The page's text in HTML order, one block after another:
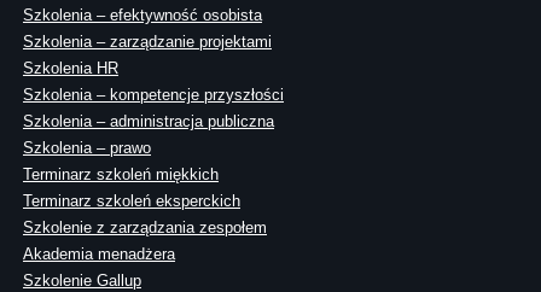
Szkolenia – efektywność osobista
Szkolenia – zarządzanie projektami
Szkolenia HR
Szkolenia – kompetencje przyszłości
Szkolenia – administracja publiczna
Szkolenia – prawo
Terminarz szkoleń miękkich
Terminarz szkoleń eksperckich
Szkolenie z zarządzania zespołem
Akademia menadżera
Szkolenie Gallup